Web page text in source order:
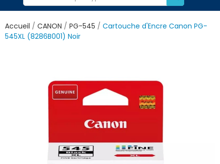
Accueil CANON PG-545
Cartouche d'Encre Canon PG-
545XL (8286B001) Noir